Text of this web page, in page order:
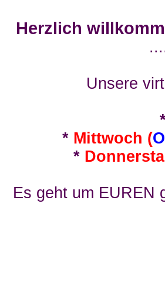
Herzlich
Unsere
* Mittwoch (
*
Es geht um EUREN